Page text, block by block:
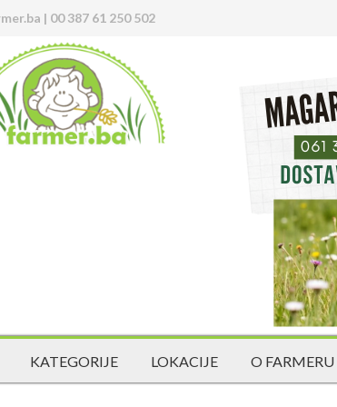
| 00 387 61 250 502
KATEGORIJE LOKACIJE O FARMERU